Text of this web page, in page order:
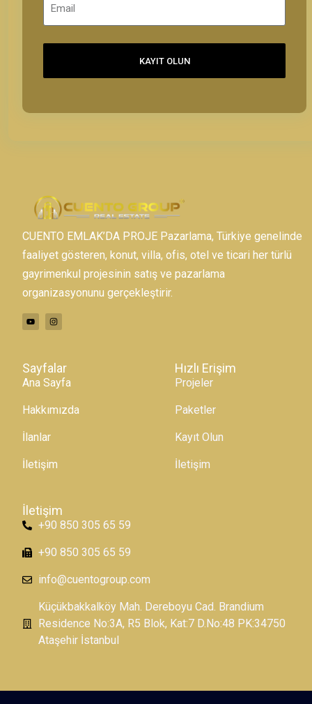
KAYIT OLUN
CUENTO EMLAK’DA PROJE Pazarlama, Türkiye genelinde
faaliyet gösteren, konut, villa, ofis, otel ve ticari her türlü
gayrimenkul projesinin satış ve pazarlama
organizasyonunu gerçekleştirir.
Sayfalar
Ana Sayfa
Hakkımızda
İlanlar
İletişim
Hızlı Erişim
Projeler
Paketler
Kayıt Olun
İletişim
İletişim
+90 850 305 65 59
+90 850 305 65 59
info@cuentogroup.com
Küçükbakkalköy Mah. Dereboyu Cad. Brandium
Residence No:3A, R5 Blok, Kat:7 D.No:48 PK:34750
Ataşehir İstanbul